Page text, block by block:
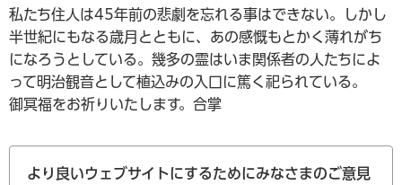
私たち住人は45年前の悲劇を忘れる事はできない。しかし
半世紀にもなる歳月とともに、あの感慨もとかく薄れがち
になろうとしている。幾多の霊はいま関係者の人たちによ
って明治観音として植込みの入口に篤く祀られている。
御冥福をお祈りいたします。合掌
より良いウェブサイトにするためにみなさまのご意見